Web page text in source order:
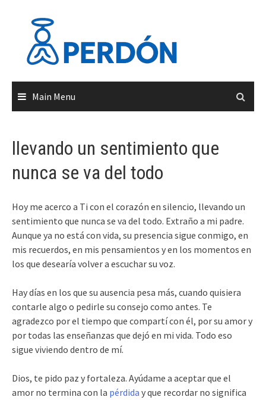
Main Menu
llevando un sentimiento que
nunca se va del todo
Hoy me acerco a Ti con el corazón en silencio, llevando un
sentimiento que nunca se va del todo. Extraño a mi padre.
Aunque ya no está con vida, su presencia sigue conmigo, en
mis recuerdos, en mis pensamientos y en los momentos en
los que desearía volver a escuchar su voz.
Hay días en los que su ausencia pesa más, cuando quisiera
contarle algo o pedirle su consejo como antes. Te
agradezco por el tiempo que compartí con él, por su amor y
por todas las enseñanzas que dejó en mi vida. Todo eso
sigue viviendo dentro de mí.
Dios, te pido paz y fortaleza. Ayúdame a aceptar que el
amor no termina con la pérdida y que recordar no significa